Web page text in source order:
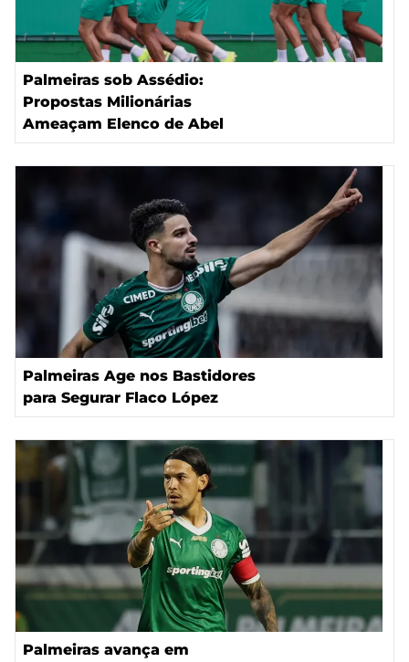
Palmeiras sob Assédio:
Propostas Milionárias
Ameaçam Elenco de Abel
Palmeiras Age nos Bastidores
para Segurar Flaco López
Palmeiras avança em